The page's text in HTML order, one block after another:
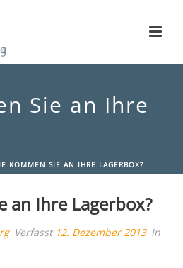
Sie an Ihre
KOMMEN SIE AN IHRE LAGERBOX?
an Ihre Lagerbox?
Verfasst 12. Dezember 2013 In